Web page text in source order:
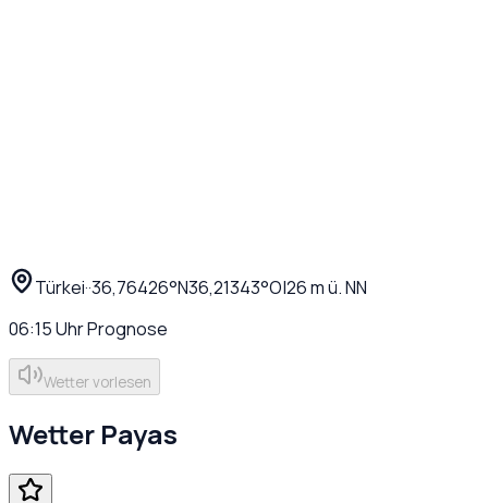
Türkei··36,76426°N36,21343°O|26m ü. NN
06:15UhrPrognose
Wetter vorlesen
Wetter Payas